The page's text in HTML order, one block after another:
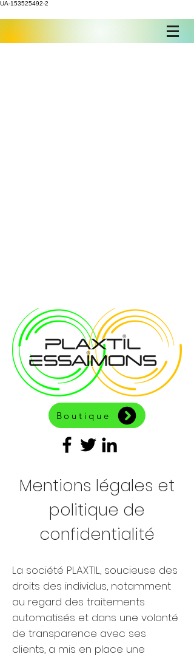
UA-153525492-2
Boutique
Mentions légales et
politique de
confidentialité
La société PLAXTIL, soucieuse des
droits des individus, notamment
au regard des traitements
automatisés et dans une volonté
de transparence avec ses
clients, a mis en place une